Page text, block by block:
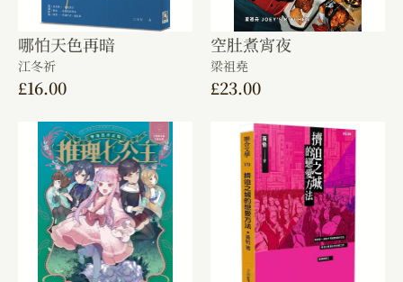
哪怕天色再暗
江冬祈
£16.00
空肚煮宵夜
梁祖堯
£23.00